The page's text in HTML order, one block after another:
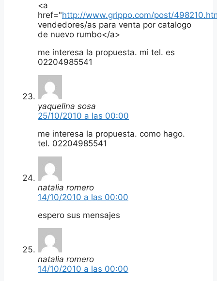
<a
href="http://www.grippo.com/post/
vendedores/as para venta por catalogo
de nuevo rumbo</a>
me interesa la propuesta. mi tel. es
02204985541
yaquelina sosa
25/10/2010 a las 00:00
me interesa la propuesta. como hago.
tel. 02204985541
natalia romero
14/10/2010 a las 00:00
espero sus mensajes
natalia romero
14/10/2010 a las 00:00